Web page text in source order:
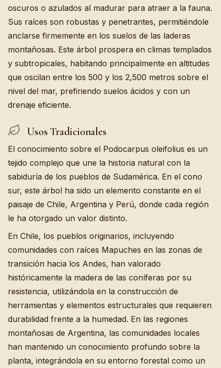
oscuros o azulados al madurar para atraer a la fauna.
Sus raíces son robustas y penetrantes, permitiéndole
anclarse firmemente en los suelos de las laderas
montañosas. Este árbol prospera en climas templados
y subtropicales, habitando principalmente en altitudes
que oscilan entre los 500 y los 2,500 metros sobre el
nivel del mar, prefiriendo suelos ácidos y con un
drenaje eficiente.
Usos Tradicionales
El conocimiento sobre el Podocarpus oleifolius es un
tejido complejo que une la historia natural con la
sabiduría de los pueblos de Sudamérica. En el cono
sur, este árbol ha sido un elemento constante en el
paisaje de Chile, Argentina y Perú, donde cada región
le ha otorgado un valor distinto.
En Chile, los pueblos originarios, incluyendo
comunidades con raíces Mapuches en las zonas de
transición hacia los Andes, han valorado
históricamente la madera de las coníferas por su
resistencia, utilizándola en la construcción de
herramientas y elementos estructurales que requieren
durabilidad frente a la humedad. En las regiones
montañosas de Argentina, las comunidades locales
han mantenido un conocimiento profundo sobre la
planta, integrándola en su entorno forestal como un